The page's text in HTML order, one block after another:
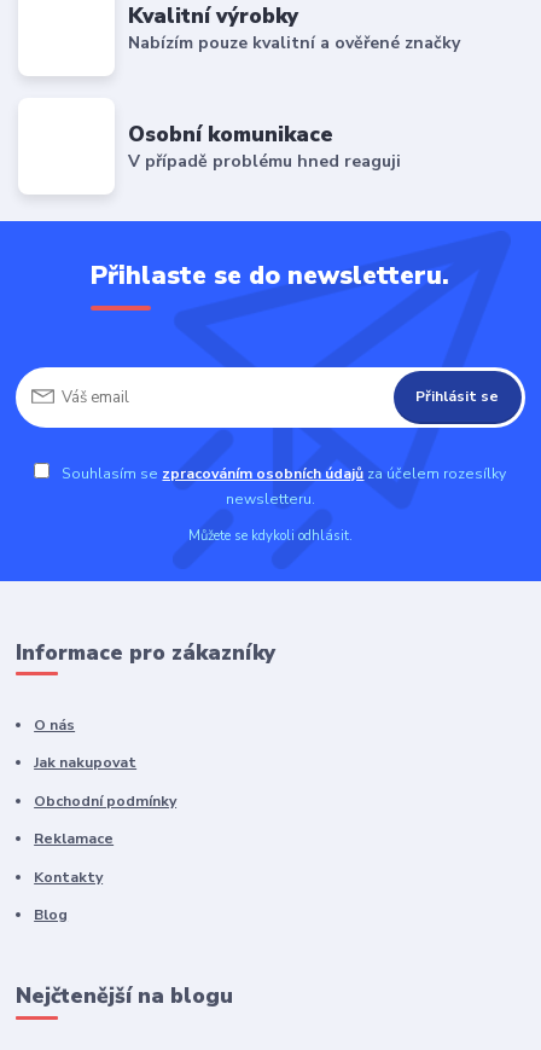
Kvalitní výrobky
Nabízím pouze kvalitní a ověřené značky
Osobní komunikace
V případě problému hned reaguji
Přihlaste se do newsletteru.
Přihlásit se
Souhlasím se zpracováním osobních údajů za účelem rozesílky
newsletteru.
Můžete se kdykoli odhlásit.
Informace pro zákazníky
O nás
Jak nakupovat
Obchodní podmínky
Reklamace
Kontakty
Blog
Nejčtenější na blogu